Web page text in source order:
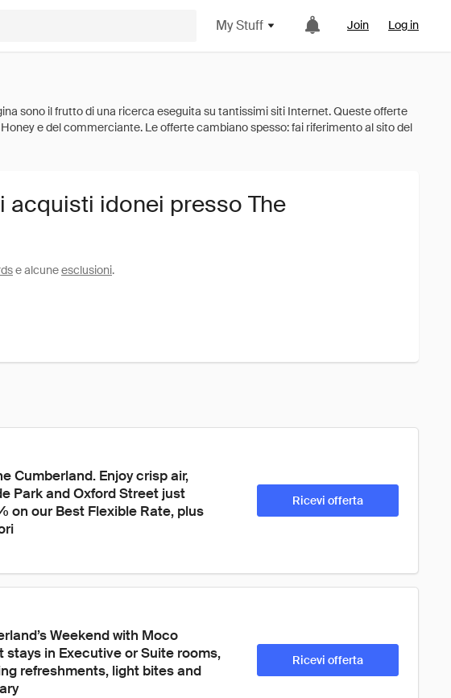
My Stuff Join Log in
acquisti idonei presso The
e alcuneesclusioni.
Cumberland. Enjoy crisp air,
Park and Oxford Street just
on our Best Flexible Rate, plus
Ricevi offerta
Weekend with Moco
in Executive or Suite rooms,
refreshments, light bites and
Ricevi offerta